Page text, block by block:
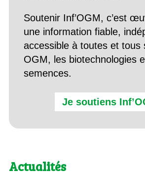
Soutenir Inf’OGM, c’est
une information fiable,
accessible à toutes et tous
OGM, les biotechnologies
semences.
Je soutiens
Actualités